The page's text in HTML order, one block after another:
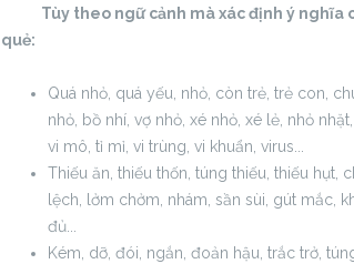
Tùy theo ngữ cảnh mà xác định ý nghĩa
quẻ:
Quá nhỏ, quá yếu, nhỏ, còn trẻ, trẻ con,
nhỏ, bồ nhí, vợ nhỏ, xé nhỏ, xé lẻ, nhỏ nhặt,
vi mô, tỉ mỉ, vi trùng, vi khuẩn, virus...
Thiếu ăn, thiếu thốn, túng thiếu, thiếu hụt,
lệch, lởm chởm, nhám, sần sùi, gút mắc,
đủ...
Kém, dỡ, đói, ngắn, đoản hậu, trắc trở,